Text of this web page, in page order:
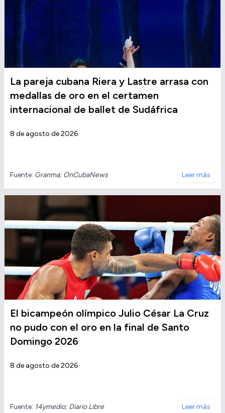
La pareja cubana Riera y Lastre arrasa con
medallas de oro en el certamen
internacional de ballet de Sudáfrica
8 de agosto de 2026
Fuente: Granma; OnCubaNews Leer más
El bicampeón olímpico Julio César La Cruz
no pudo con el oro en la final de Santo
Domingo 2026
8 de agosto de 2026
Fuente: 14ymedio; Diario Libre Leer más